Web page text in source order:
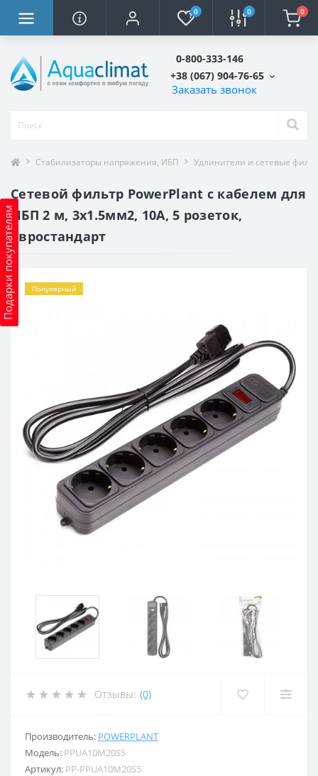
0 0 0
0-800-333-146
+38 (067) 904-76-65
Заказать звонок
Подарки покупателям
Стабилизаторы напряжения, ИБП Удлинители и сетевые
Сетевой фильтр PowerPlant с кабелем для
ИБП 2 м, 3x1.5мм2, 10А, 5 розеток,
евростандарт
Популярный
Отзывы: (0)
Производитель: POWERPLANT
Модель: PPUA10M20S5
Артикул: PP-PPUA10M20S5